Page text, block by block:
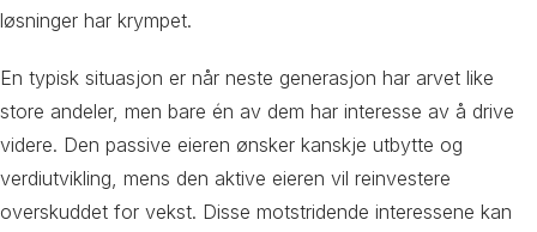
løsninger har krympet.
En typisk situasjon er når neste generasjon har arvet like
store andeler, men bare én av dem har interesse av å drive
videre. Den passive eieren ønsker kanskje utbytte og
verdiutvikling, mens den aktive eieren vil reinvestere
overskuddet for vekst. Disse motstridende interessene kan